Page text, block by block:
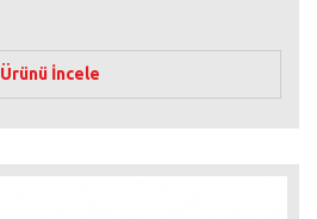
Ürünü İncele